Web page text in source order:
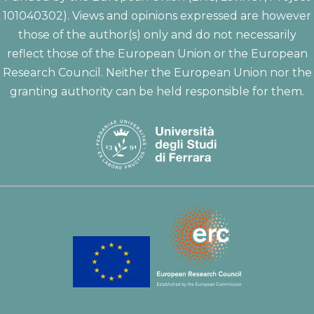
101040302). Views and opinions expressed are however
those of the author(s) only and do not necessarily
reflect those of the European Union or the European
Research Council. Neither the European Union nor the
granting authority can be held responsible for them.